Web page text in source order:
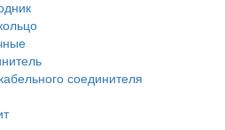
соединителя